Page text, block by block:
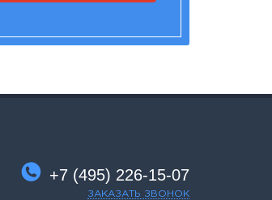
+7 (495) 226-15-07
ЗАКАЗАТЬ ЗВОНОК